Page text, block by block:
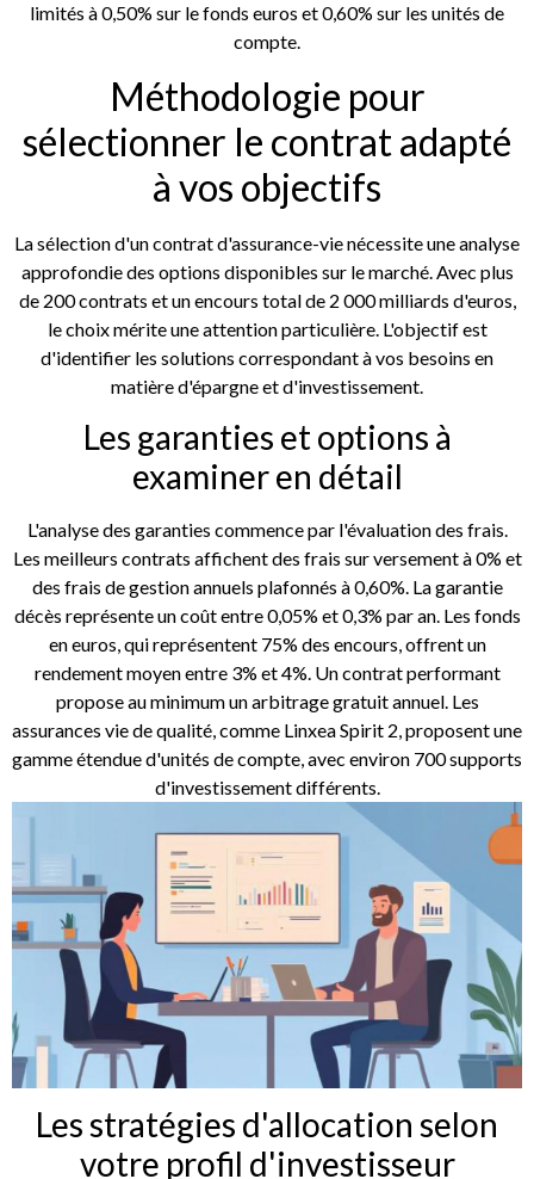
limités à 0,50% sur le fonds euros et 0,60% sur les unités de
compte.
Méthodologie pour
sélectionner le contrat adapté
à vos objectifs
La sélection d'un contrat d'assurance-vie nécessite une analyse
approfondie des options disponibles sur le marché. Avec plus
de 200 contrats et un encours total de 2 000 milliards d'euros,
le choix mérite une attention particulière. L'objectif est
d'identifier les solutions correspondant à vos besoins en
matière d'épargne et d'investissement.
Les garanties et options à
examiner en détail
L'analyse des garanties commence par l'évaluation des frais.
Les meilleurs contrats affichent des frais sur versement à 0% et
des frais de gestion annuels plafonnés à 0,60%. La garantie
décès représente un coût entre 0,05% et 0,3% par an. Les fonds
en euros, qui représentent 75% des encours, offrent un
rendement moyen entre 3% et 4%. Un contrat performant
propose au minimum un arbitrage gratuit annuel. Les
assurances vie de qualité, comme Linxea Spirit 2, proposent une
gamme étendue d'unités de compte, avec environ 700 supports
d'investissement différents.
Les stratégies d'allocation selon
votre profil d'investisseur